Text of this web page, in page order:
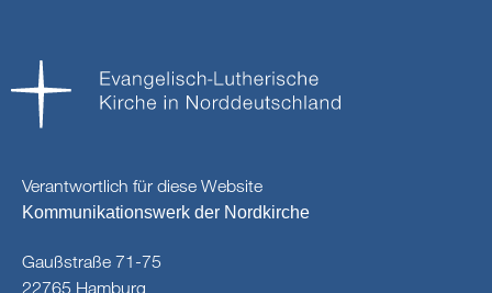
Verantwortlich für diese Website
Kommunikationswerk der Nordkirche
Gaußstraße 71-75
22765 Hamburg